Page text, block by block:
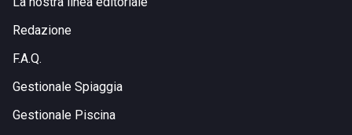
Infrastrutture disponibili per organizzare eventi privati
??o professionali
Dunkerque a Courseuilles sur Mer, e lasciatevi
sedurre dal suo ambiente incantevole e dalle sue
Redazione
F.A.Q.
Gestionale Spiaggia
Gestionale Piscina